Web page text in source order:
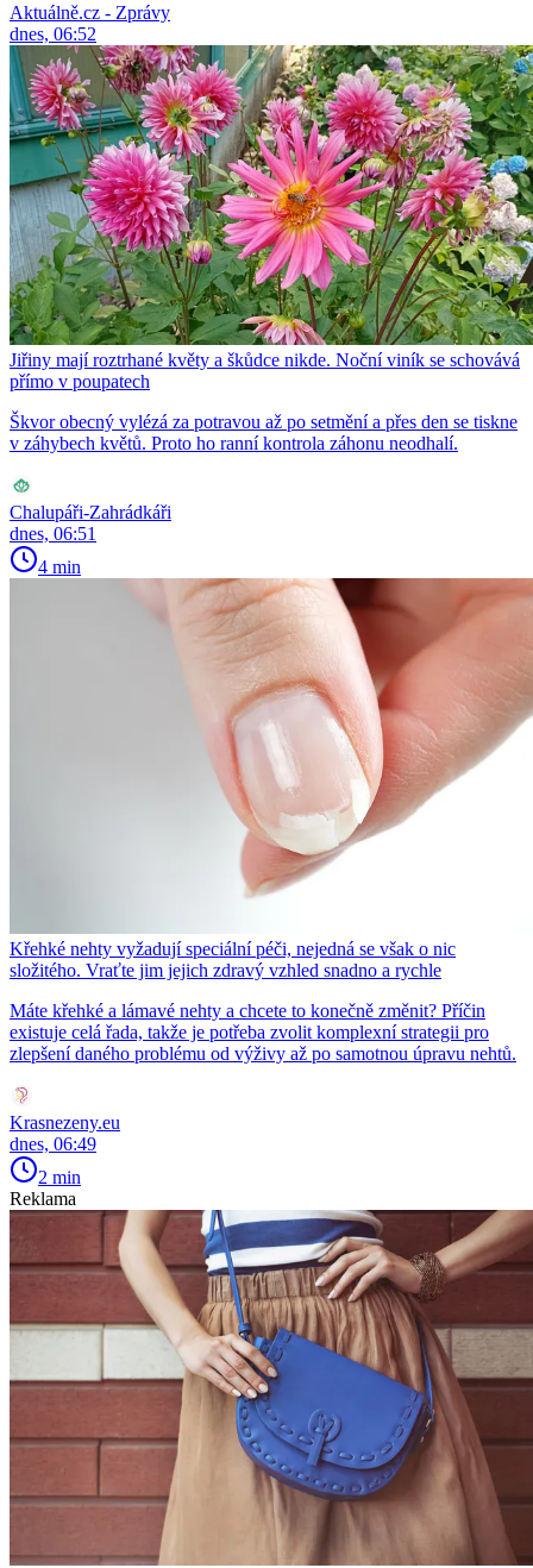
Aktuálně.cz - Zprávy
dnes, 06:52
Jiřiny mají roztrhané květy a škůdce nikde. Noční viník se schovává
přímo v poupatech
Škvor obecný vylézá za potravou až po setmění a přes den se tiskne
v záhybech květů. Proto ho ranní kontrola záhonu neodhalí.
Chalupáři-Zahrádkáři
dnes, 06:51
4 min
Křehké nehty vyžadují speciální péči, nejedná se však o nic
složitého. Vraťte jim jejich zdravý vzhled snadno a rychle
Máte křehké a lámavé nehty a chcete to konečně změnit? Příčin
existuje celá řada, takže je potřeba zvolit komplexní strategii pro
zlepšení daného problému od výživy až po samotnou úpravu nehtů.
Krasnezeny.eu
dnes, 06:49
2 min
Reklama